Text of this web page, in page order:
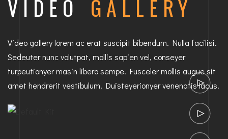
VIDEO GALLERY
Video gallery lorem ac erat suscipit bibendum. Nulla facilisi.
Sedeuter nunc volutpat, mollis sapien vel, conseyer
turpeutionyer masin libero sempe. Fusceler mollis augue sit
amet hendrerit vestibulum. Duisteyerionyer venenatis lacus.